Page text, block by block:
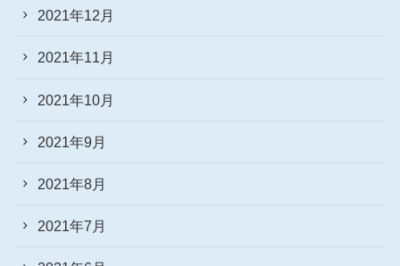
2021年12月
2021年11月
2021年10月
2021年9月
2021年8月
2021年7月